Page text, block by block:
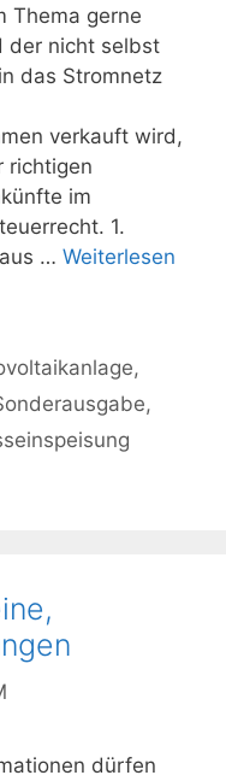
Thema gerne
der nicht selbst
das Stromnetz
verkauft wird,
richtigen
im
1.
… Weiterlesen
,
,
dürfen